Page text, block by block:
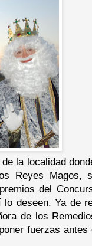
la localidad
Reyes Magos,
del
deseen. Ya de
de los
fuerzas antes